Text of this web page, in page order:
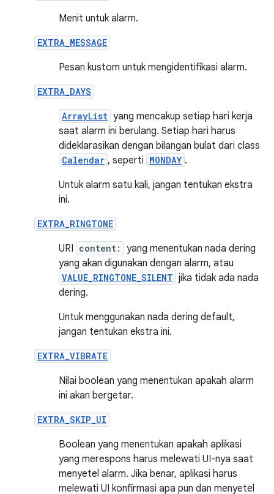
Menit untuk alarm.
EXTRA_MESSAGE
Pesan kustom untuk mengidentifikasi alarm.
EXTRA_DAYS
ArrayList yang mencakup setiap hari kerja
saat alarm ini berulang. Setiap hari harus
dideklarasikan dengan bilangan bulat dari class
Calendar , seperti MONDAY .
Untuk alarm satu kali, jangan tentukan ekstra
ini.
EXTRA_RINGTONE
URI content:
yang menentukan nada dering
yang akan digunakan dengan alarm, atau
VALUE_RINGTONE_SILENT jika tidak ada nada
dering.
Untuk menggunakan nada dering default,
jangan tentukan ekstra ini.
EXTRA_VIBRATE
Nilai boolean yang menentukan apakah alarm
ini akan bergetar.
EXTRA_SKIP_UI
Boolean yang menentukan apakah aplikasi
yang merespons harus melewati UI-nya saat
menyetel alarm. Jika benar, aplikasi harus
melewati UI konfirmasi apa pun dan menyetel